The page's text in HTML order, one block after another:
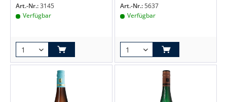
Art.-Nr.:3145
Verfügbar
Art.-Nr.:5637
Verfügbar